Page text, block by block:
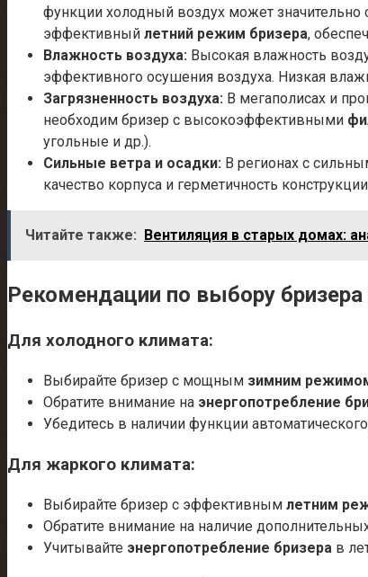
функции холодный воздух может значительно
эффективный летний режим бризера,
Влажность воздуха: Высокая влажность
эффективного осушения воздуха. Низкая
Загрязненность воздуха: В мегаполисах и
необходим бризер с высокоэффективными
угольные и др.).
Сильные ветра и осадки: В регионах с
качество корпуса и герметичность
Читайте также: Вентиляция в старых домах:
Рекомендации по выбору
Для холодного климата:
Выбирайте бризер с мощным зимним
Обратите внимание на энергопотребление
Убедитесь в наличии функции
Для жаркого климата:
Выбирайте бризер с эффективным летним
Обратите внимание на наличие
Учитывайте энергопотребление бризера в